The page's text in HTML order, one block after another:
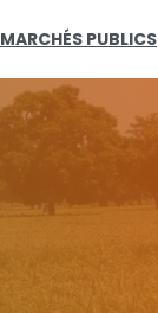
MARCHÉS PUBLICS